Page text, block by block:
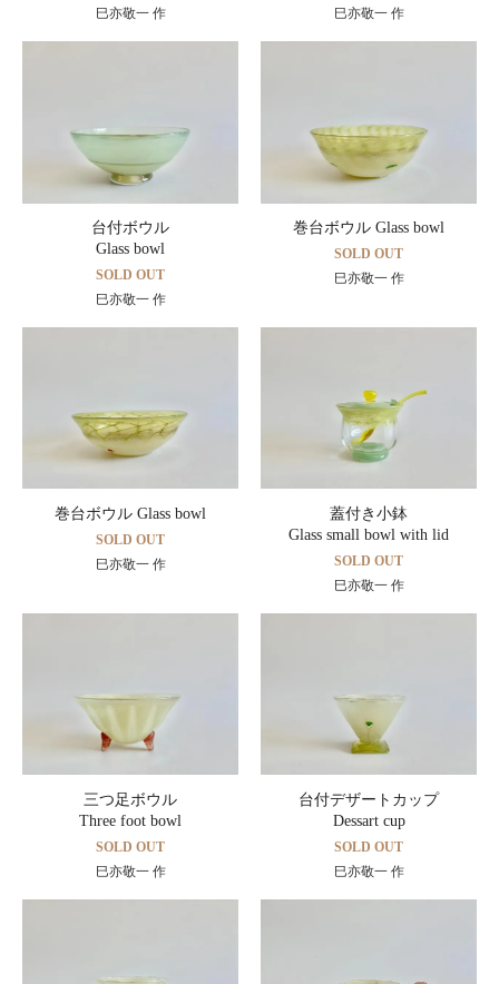
巳亦敬一 作 巳亦敬一 作
台付ボウル
Glass bowl
SOLD OUT
巳亦敬一 作
巻台ボウル Glass bowl
SOLD OUT
巳亦敬一 作
巻台ボウル Glass bowl
SOLD OUT
巳亦敬一 作
蓋付き小鉢
Glass small bowl with lid
SOLD OUT
巳亦敬一 作
三つ足ボウル
Three foot bowl
SOLD OUT
巳亦敬一 作
台付デザートカップ
Dessart cup
SOLD OUT
巳亦敬一 作